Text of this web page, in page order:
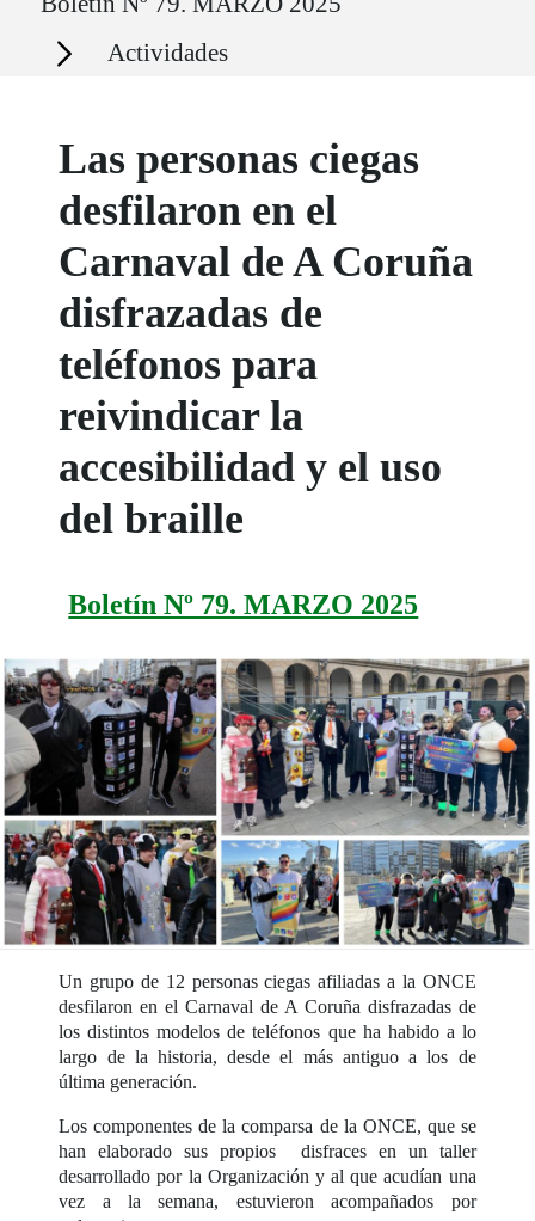
Secciones Actividades
Las personas ciegas
desfilaron en el
Carnaval de A Coruña
disfrazadas de
teléfonos para
reivindicar la
accesibilidad y el uso
del braille
Boletín Nº 79. MARZO 2025
Un grupo de 12 personas ciegas afiliadas a la ONCE
desfilaron en el Carnaval de A Coruña disfrazadas de
los distintos modelos de teléfonos que ha habido a lo
largo de la historia, desde el más antiguo a los de
última generación.
Los componentes de la comparsa de la ONCE, que se
han elaborado sus propios disfraces en un taller
desarrollado por la Organización y al que acudían una
vez a la semana, estuvieron acompañados por